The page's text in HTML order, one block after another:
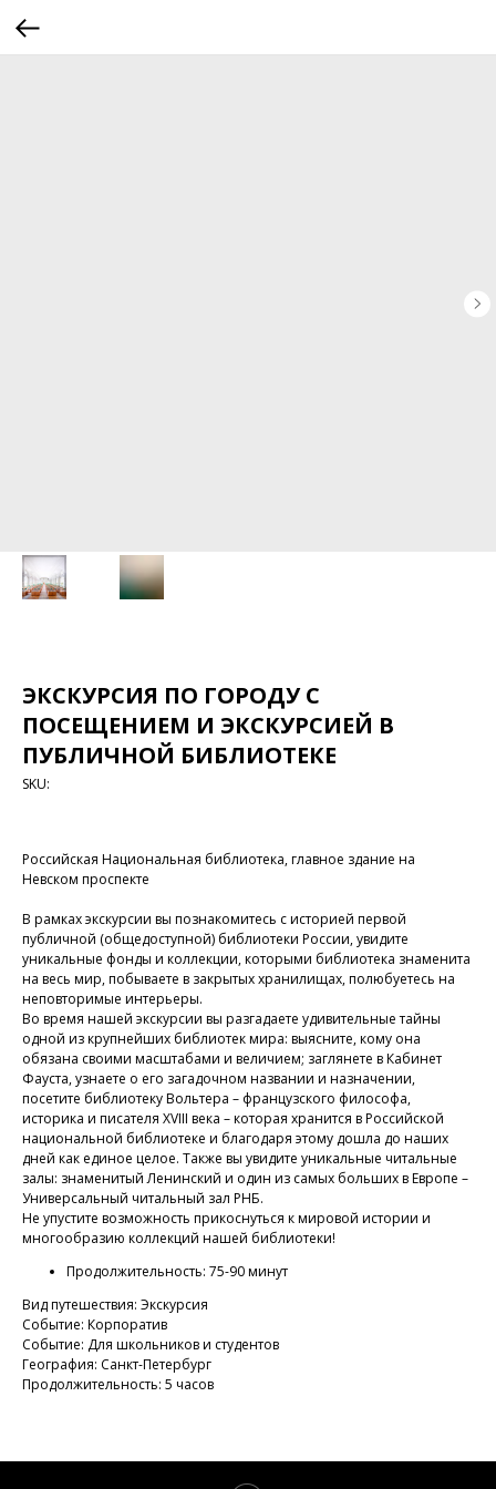
ЭКСКУРСИЯ ПО ГОРОДУ С
ПОСЕЩЕНИЕМ И ЭКСКУРСИЕЙ В
ПУБЛИЧНОЙ БИБЛИОТЕКЕ
SKU:
Российская Национальная библиотека, главное здание на
Невском проспекте
В рамках экскурсии вы познакомитесь с историей первой
публичной (общедоступной) библиотеки России, увидите
уникальные фонды и коллекции, которыми библиотека знаменита
на весь мир, побываете в закрытых хранилищах, полюбуетесь на
неповторимые интерьеры.
Во время нашей экскурсии вы разгадаете удивительные тайны
одной из крупнейших библиотек мира: выясните, кому она
обязана своими масштабами и величием; заглянете в Кабинет
Фауста, узнаете о его загадочном названии и назначении,
посетите библиотеку Вольтера – французского философа,
историка и писателя XVIII века – которая хранится в Российской
национальной библиотеке и благодаря этому дошла до наших
дней как единое целое. Также вы увидите уникальные читальные
залы: знаменитый Ленинский и один из самых больших в Европе –
Универсальный читальный зал РНБ.
Не упустите возможность прикоснуться к мировой истории и
многообразию коллекций нашей библиотеки!
Продолжительность: 75-90 минут
Вид путешествия: Экскурсия
Событие: Корпоратив
Событие: Для школьников и студентов
География: Санкт-Петербург
Продолжительность: 5 часов